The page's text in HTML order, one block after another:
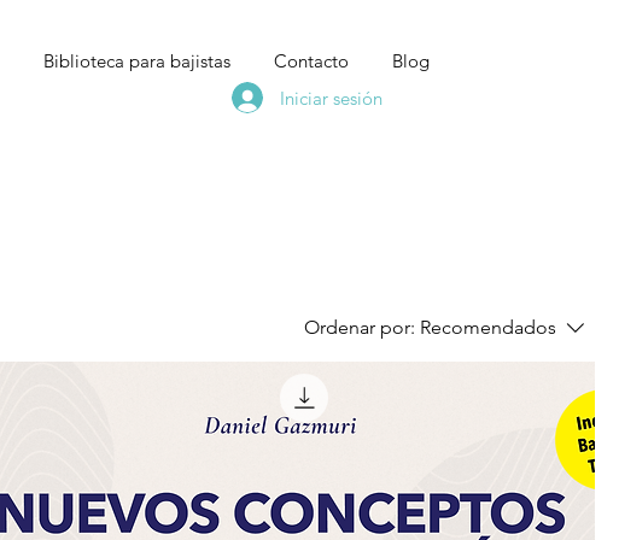
Biblioteca para bajistas Contacto
Blog
Iniciar sesión
Ordenar por: Recomendados